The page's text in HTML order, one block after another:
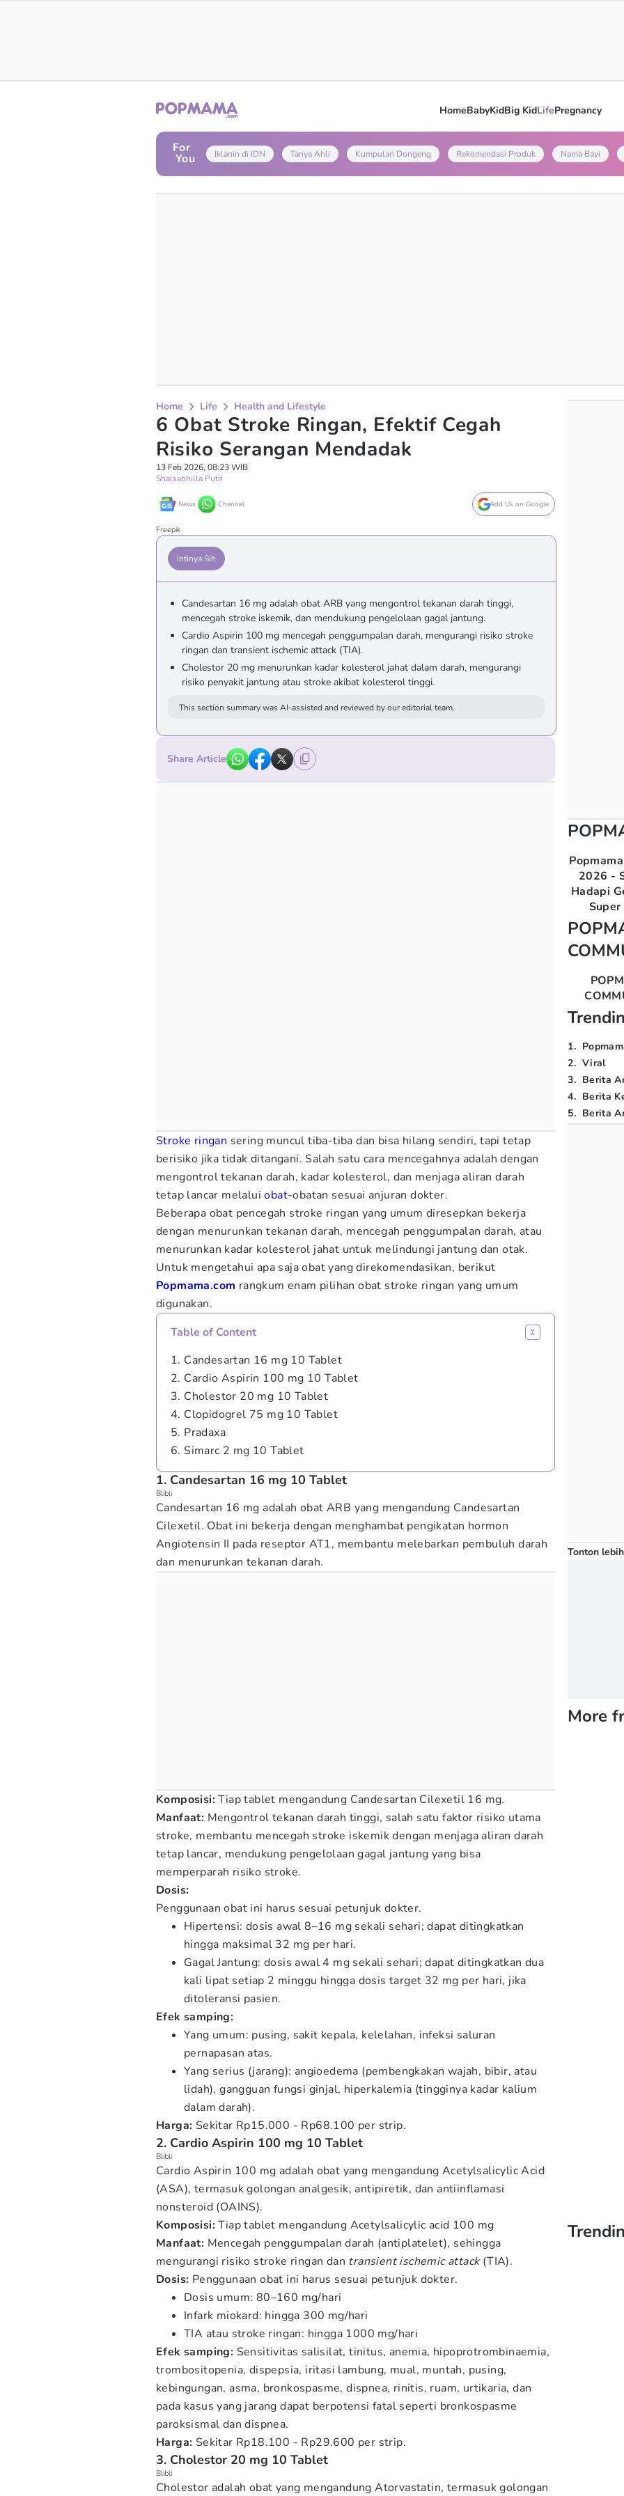
HomeBabyKidBig KidLifePregnancy
For
You Iklanin di IDN Tanya Ahli Kumpulan Dongeng Rekomendasi Produk Nama Bayi
Home Life Health and Lifestyle
6 Obat Stroke Ringan, Efektif Cegah
Risiko Serangan Mendadak
13 Feb 2026, 08:23 WIB
Shalsabhilla Putri
News Channel Add Us on Google
Freepik
Intinya Sih
Candesartan 16 mg adalah obat ARB yang mengontrol tekanan darah tinggi,
mencegah stroke iskemik, dan mendukung pengelolaan gagal jantung.
Cardio Aspirin 100 mg mencegah penggumpalan darah, mengurangi risiko stroke
ringan dan transient ischemic attack (TIA).
Cholestor 20 mg menurunkan kadar kolesterol jahat dalam darah, mengurangi
risiko penyakit jantung atau stroke akibat kolesterol tinggi.
This section summary was AI-assisted and reviewed by our editorial team.
Share Article
Stroke ringan sering muncul tiba-tiba dan bisa hilang sendiri, tapi tetap
berisiko jika tidak ditangani. Salah satu cara mencegahnya adalah dengan
mengontrol tekanan darah, kadar kolesterol, dan menjaga aliran darah
tetap lancar melaluiobat-obatan sesuai anjuran dokter.
Beberapa obat pencegah stroke ringan yang umum diresepkan bekerja
dengan menurunkan tekanan darah, mencegah penggumpalan darah, atau
menurunkan kadar kolesterol jahat untuk melindungi jantung dan otak.
Untuk mengetahui apa saja obat yang direkomendasikan, berikut
Popmama.com rangkum enam pilihan obat stroke ringan yang umum
digunakan.
Table of Content
1. Candesartan 16 mg 10 Tablet
2. Cardio Aspirin 100 mg 10 Tablet
3. Cholestor 20 mg 10 Tablet
4. Clopidogrel 75 mg 10 Tablet
5. Pradaxa
6. Simarc 2 mg 10 Tablet
1. Candesartan 16 mg 10 Tablet
Blibli
Candesartan 16 mg adalah obat ARB yang mengandung Candesartan
Cilexetil. Obat ini bekerja dengan menghambat pengikatan hormon
Angiotensin II pada reseptor AT1, membantu melebarkan pembuluh darah
dan menurunkan tekanan darah.
Komposisi:Tiap tablet mengandung Candesartan Cilexetil 16 mg.
Manfaat: Mengontrol tekanan darah tinggi, salah satu faktor risiko utama
stroke, membantu mencegah stroke iskemik dengan menjaga aliran darah
tetap lancar, mendukung pengelolaan gagal jantung yang bisa
memperparah risiko stroke.
Dosis:
Penggunaan obat ini harus sesuai petunjuk dokter.
Hipertensi: dosis awal 8–16 mg sekali sehari; dapat ditingkatkan
hingga maksimal 32 mg per hari.
Gagal Jantung: dosis awal 4 mg sekali sehari; dapat ditingkatkan dua
kali lipat setiap 2 minggu hingga dosis target 32 mg per hari, jika
ditoleransi pasien.
Efek samping:
Yang umum: pusing, sakit kepala, kelelahan, infeksi saluran
pernapasan atas.
Yang serius (jarang): angioedema (pembengkakan wajah, bibir, atau
lidah), gangguan fungsi ginjal, hiperkalemia (tingginya kadar kalium
dalam darah).
Harga: Sekitar Rp15.000 - Rp68.100 per strip.
2. Cardio Aspirin 100 mg 10 Tablet
Blibli
Cardio Aspirin 100 mg adalah obat yang mengandung Acetylsalicylic Acid
(ASA), termasuk golongan analgesik, antipiretik, dan antiinflamasi
nonsteroid (OAINS).
Komposisi:Tiap tablet mengandung Acetylsalicylic acid 100 mg
Manfaat: Mencegah penggumpalan darah (antiplatelet), sehingga
mengurangi risiko stroke ringan dan transient ischemic attack(TIA).
Dosis: Penggunaan obat ini harus sesuai petunjuk dokter.
Dosis umum: 80–160 mg/hari
Infark miokard: hingga 300 mg/hari
TIA atau stroke ringan: hingga 1000 mg/hari
Efek samping: Sensitivitas salisilat, tinitus, anemia, hipoprotrombinaemia,
trombositopenia, dispepsia, iritasi lambung, mual, muntah, pusing,
kebingungan, asma, bronkospasme, dispnea, rinitis, ruam, urtikaria, dan
pada kasus yang jarang dapat berpotensi fatal seperti bronkospasme
paroksismal dan dispnea.
Harga: Sekitar Rp18.100 - Rp29.600 per strip.
3. Cholestor 20 mg 10 Tablet
Blibli
Cholestor adalah obat yang mengandung Atorvastatin, termasuk golongan
2026 -
Hadapi
1.
2. Viral
3. Berita
4. Berita
5. Berita
Tonton
More